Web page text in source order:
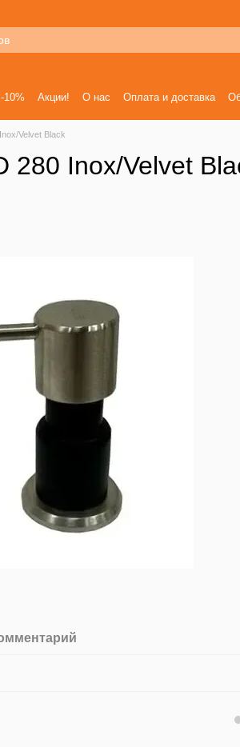
10% Акции! О нас Оплата и доставка
Velvet Black
280 Inox/Velvet